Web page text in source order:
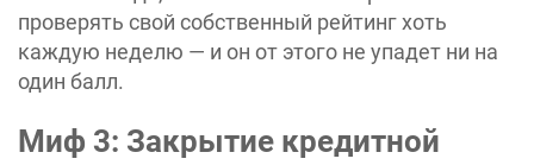
проверять свой собственный рейтинг хоть
каждую неделю — и он от этого не упадет ни на
один балл.
Миф 3: Закрытие кредитной